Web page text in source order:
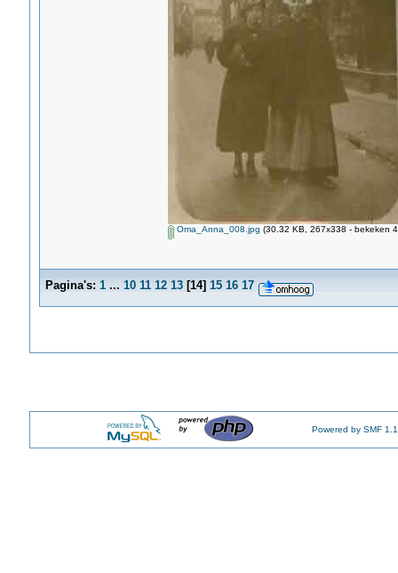
Oma_Anna_008.jpg (30.32 KB, 267x338 - bekeken
Pagina's: 1 ... 10 11 12 13[14] 15 16 17
Powered by SMF